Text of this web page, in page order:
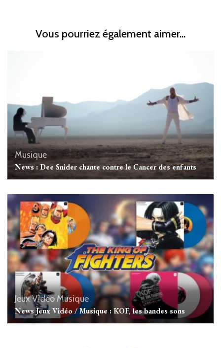
Vous pourriez également aimer...
Musique
News : Dee Snider chante contre le Cancer des enfants
Jeux Vidéo Musique
News Jeux Vidéo / Musique : KOF, les bandes sons